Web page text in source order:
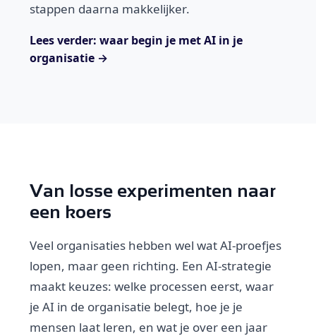
stappen daarna makkelijker.
Lees verder: waar begin je met AI in je
organisatie →
Van losse experimenten naar
een koers
Veel organisaties hebben wel wat AI-proefjes
lopen, maar geen richting. Een AI-strategie
maakt keuzes: welke processen eerst, waar
je AI in de organisatie belegt, hoe je je
mensen laat leren, en wat je over een jaar